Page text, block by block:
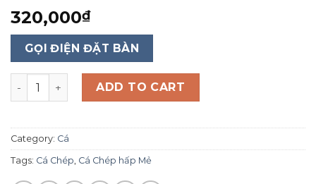
320,000₫
GỌI ĐIỆN ĐẶT BÀN
Cá Chép hấp Mẻ quantity
ADD TO CART
Category: Cá
Tags: Cá Chép Cá Chép hấp Mẻ